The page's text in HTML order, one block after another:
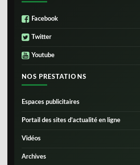
Facebook
Twitter
Youtube
NOS PRESTATIONS
Espaces publicitaires
Portail des sites d’actualité en ligne
Vidéos
Archives